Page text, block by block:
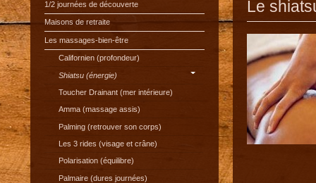
Le
1/2 journées de découverte
Maisons de retraite
Les massages-bien-être
Californien (profondeur)
Shiatsu (énergie)
Toucher Drainant (mer intérieure)
Amma (massage assis)
Palming (retrouver son corps)
Les 3 rides (visage et crâne)
Polarisation (équilibre)
Palmaire (dures journées)